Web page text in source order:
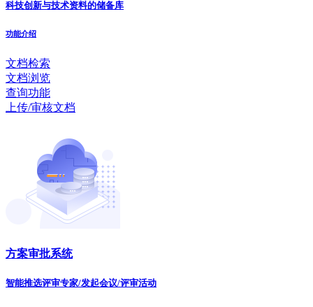
科技创新与技术资料的储备库
功能介绍
文档检索
文档浏览
查询功能
上传/审核文档
方案审批系统
智能推选评审专家/发起会议/评审活动